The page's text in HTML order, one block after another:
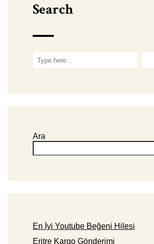
Search
Ara
En İyi Youtube Beğeni Hilesi
Eritre Kargo Gönderimi